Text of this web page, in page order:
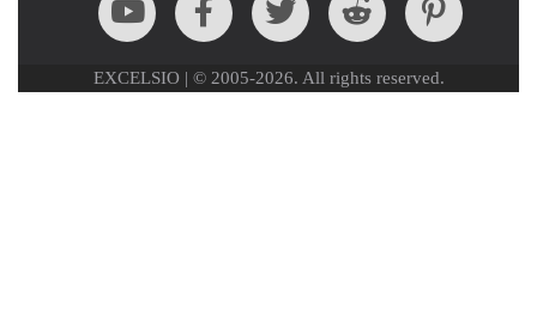
EXCELSIO | © 2005-2026. All rights reserved.